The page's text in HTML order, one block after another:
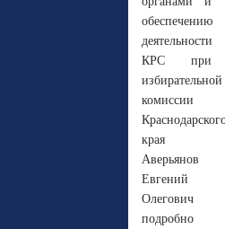
обеспечению
деятельности
КРС при
избирательной
комиссии
края
Аверьянов
Евгений
Олегович
подробно